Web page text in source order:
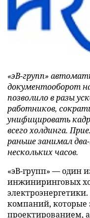
«эВ-групп»
документооборот
позволило в разы
работников,
унифицировать
всего холдинга.
раньше занимал
нескольких часов.
«эВ-групп» — один
инжиниринговых
компаний, которые
проектированием,